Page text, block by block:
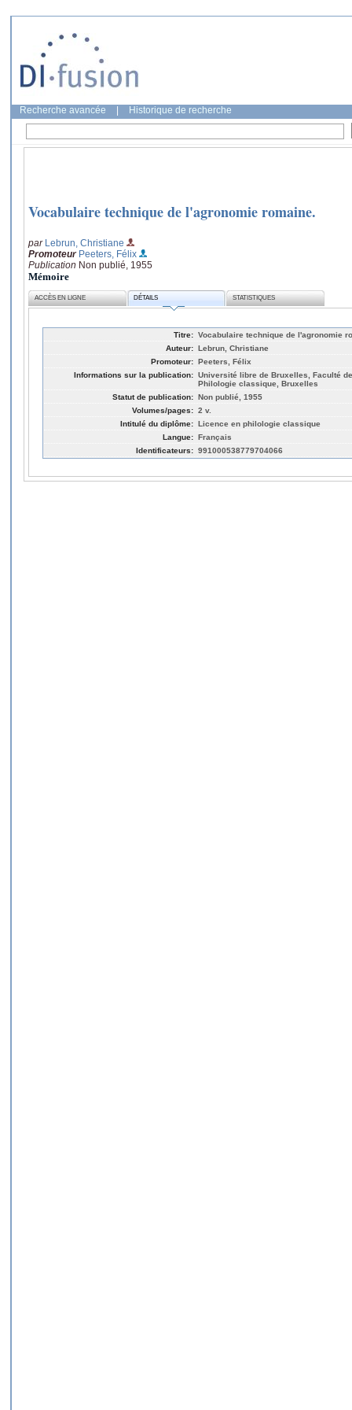
Recherche avancée Historique de recherche
Vocabulaire technique de l'agronomie romaine.
par Lebrun, Christiane
Promoteur Peeters, Félix
Publication Non publié, 1955
Mémoire
ACCÈS EN LIGNE DÉTAILS STATISTIQUES
Titre: Vocabulaire technique de l'agronomie
Auteur: Lebrun, Christiane
Promoteur: Peeters, Félix
Informations sur la publication: Université libre de Bruxelles, Faculté
Philologie classique, Bruxelles
Statut de publication: Non publié, 1955
Volumes/pages: 2 v.
Intitulé du diplôme: Licence en philologie classique
Langue: Français
Identificateurs: 991000538779704066